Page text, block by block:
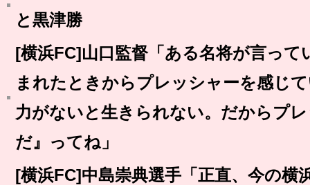
と黒津勝
[横浜FC]山口監督「ある名将が言っ
まれたときからプレッシャーを感じ
力がないと生きられない。だからプ
だ』ってね」
[横浜FC]中島崇典選手「正直、今の横